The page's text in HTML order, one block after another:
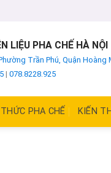
LIỆU PHA CHẾ HÀ NỘI
Trần Phú, Quận Hoàng
|078.8228.925
PHA CHẾ KIẾN